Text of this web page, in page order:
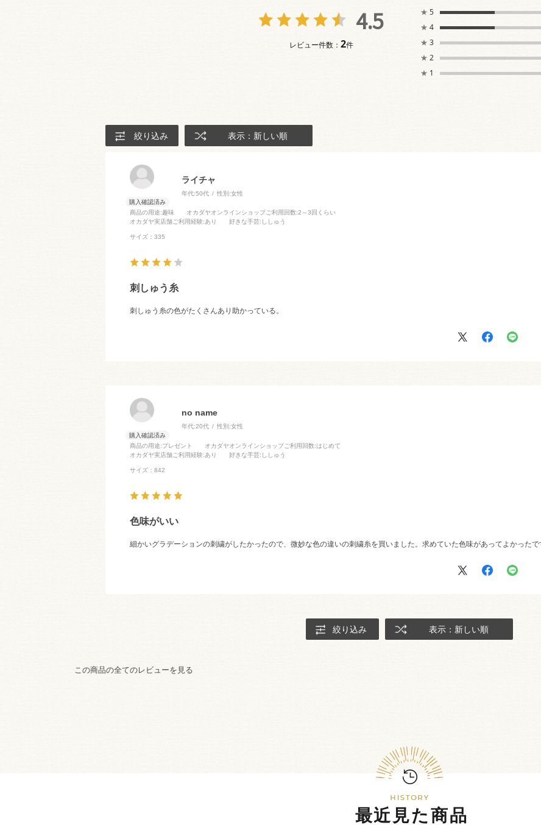
4.5
レビュー件数： 2件
★ 5
★ 4
★ 3
★ 2
★ 1
絞り込み 表示：新しい順
ライチャ
年代:50代 性別:女性
商品の用途:趣味 オカダヤオンラインショップご利用回数:2～3回くらい
オカダヤ実店舗ご利用経験:あり 好きな手芸:ししゅう
サイズ：335
刺しゅう糸
刺しゅう糸の色がたくさんあり助かっている。
no name
年代:20代 性別:女性
商品の用途:プレゼント オカダヤオンラインショップご利用回数:はじめて
オカダヤ実店舗ご利用経験:あり 好きな手芸:ししゅう
サイズ：842
色味がいい
細かいグラデーションの刺繍がしたかったので、微妙な色の違いの刺繍糸を買いました。求めていた色味があってよかったで
絞り込み 表示：新しい順
この商品の全てのレビューを見る
最近見た商品